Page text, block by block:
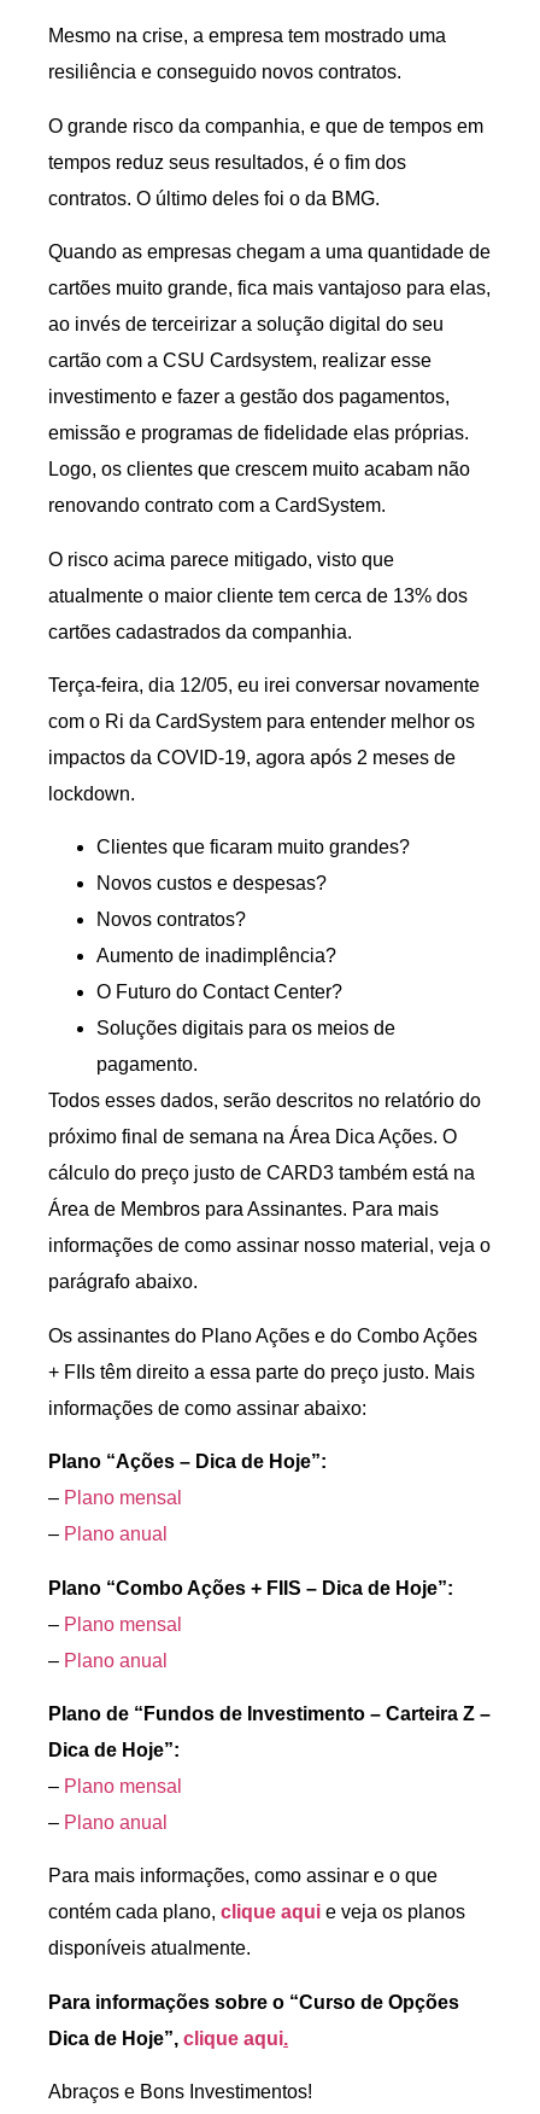
Mesmo na crise, a empresa tem mostrado uma
resiliência e conseguido novos contratos.
O grande risco da companhia, e que de tempos em
tempos reduz seus resultados, é o fim dos
contratos. O último deles foi o da BMG.
Quando as empresas chegam a uma quantidade de
cartões muito grande, fica mais vantajoso para elas,
ao invés de terceirizar a solução digital do seu
cartão com a CSU Cardsystem, realizar esse
investimento e fazer a gestão dos pagamentos,
emissão e programas de fidelidade elas próprias.
Logo, os clientes que crescem muito acabam não
renovando contrato com a CardSystem.
O risco acima parece mitigado, visto que
atualmente o maior cliente tem cerca de 13% dos
cartões cadastrados da companhia.
Terça-feira, dia 12/05, eu irei conversar novamente
com o Ri da CardSystem para entender melhor os
impactos da COVID-19, agora após 2 meses de
lockdown.
Clientes que ficaram muito grandes?
Novos custos e despesas?
Novos contratos?
Aumento de inadimplência?
O Futuro do Contact Center?
Soluções digitais para os meios de
pagamento.
Todos esses dados, serão descritos no relatório do
próximo final de semana na Área Dica Ações. O
cálculo do preço justo de CARD3 também está na
Área de Membros para Assinantes. Para mais
informações de como assinar nosso material, veja o
parágrafo abaixo.
Os assinantes do Plano Ações e do Combo Ações
+ FIIs têm direito a essa parte do preço justo. Mais
informações de como assinar abaixo:
Plano “Ações – Dica de Hoje”:
– Plano mensal
– Plano anual
Plano “Combo Ações + FIIS – Dica de Hoje”:
– Plano mensal
– Plano anual
Plano de “Fundos de Investimento – Carteira Z –
Dica de Hoje”:
– Plano mensal
– Plano anual
Para mais informações, como assinar e o que
contém cada plano, clique aqui e veja os planos
disponíveis atualmente.
Para informações sobre o “Curso de Opções
Dica de Hoje”, clique aqui.
Abraços e Bons Investimentos!